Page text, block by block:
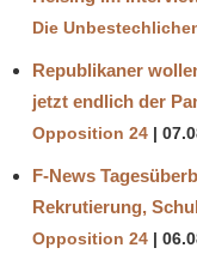
Die
Republikaner
jetzt endlich der
Opposition 24
F-News
Rekrutierung,
Opposition 24